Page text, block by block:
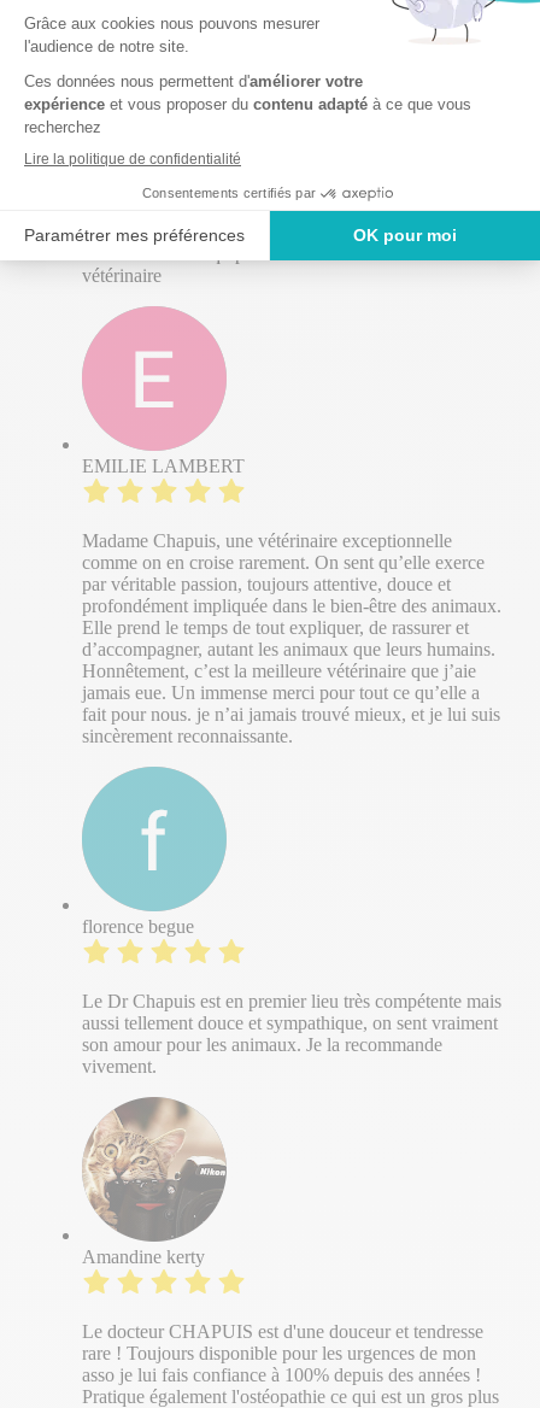
vétérinaire
EMILIE LAMBERT
Madame Chapuis, une vétérinaire exceptionnelle
comme on en croise rarement. On sent qu’elle exerce
par véritable passion, toujours attentive, douce et
profondément impliquée dans le bien-être des animaux.
Elle prend le temps de tout expliquer, de rassurer et
d’accompagner, autant les animaux que leurs humains.
Honnêtement, c’est la meilleure vétérinaire que j’aie
jamais eue. Un immense merci pour tout ce qu’elle a
fait pour nous. je n’ai jamais trouvé mieux, et je lui suis
sincèrement reconnaissante.
florence begue
Le Dr Chapuis est en premier lieu très compétente mais
aussi tellement douce et sympathique, on sent vraiment
son amour pour les animaux. Je la recommande
vivement.
Amandine kerty
Le docteur CHAPUIS est d'une douceur et tendresse
rare ! Toujours disponible pour les urgences de mon
asso je lui fais confiance à 100% depuis des années !
Pratique également l'ostéopathie ce qui est un gros plus